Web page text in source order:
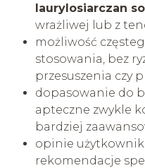
laurylosiarczan
wrażliwej lub z
możliwość
stosowania, bez
przesuszenia czy
dopasowanie do
apteczne zwykle
bardziej
opinie
rekomendacje